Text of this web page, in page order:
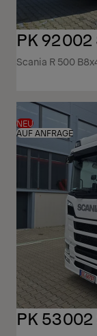
PK 92002
Scania R 500
NEU
AUF ANFRAGE
PK 53002